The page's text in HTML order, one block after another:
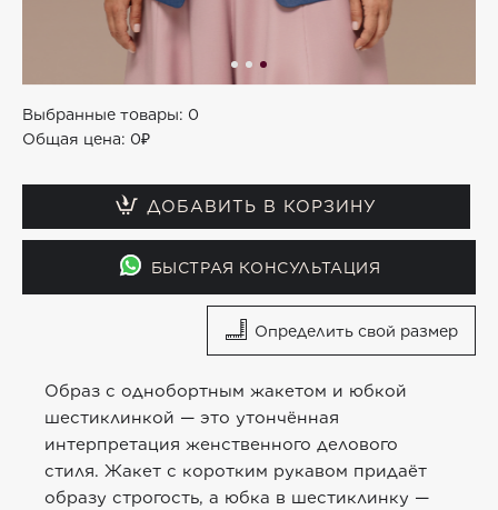
Определить свой размер
Образ с однобортным жакетом и юбкой
шестиклинкой — это утончённая
интерпретация женственного делового
стиля. Жакет с коротким рукавом придаёт
образу строгость, а юбка в шестиклинку —
Выбранные товары: 0
Общая цена: 0₽
ДОБАВИТЬ В КОРЗИНУ
БЫСТРАЯ КОНСУЛЬТАЦИЯ